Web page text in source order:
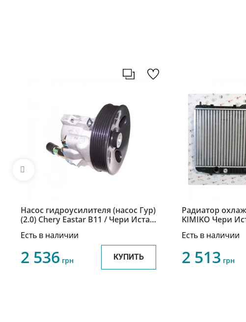
Насос гидроусилителя (насос Гур)
(2.0) Chery Eastar В11 / Чери Истар
Есть в наличии
2 536 грн КУПИТЬ
Радиатор
KIMIKO Чери
Есть в наличии
2 513 грн